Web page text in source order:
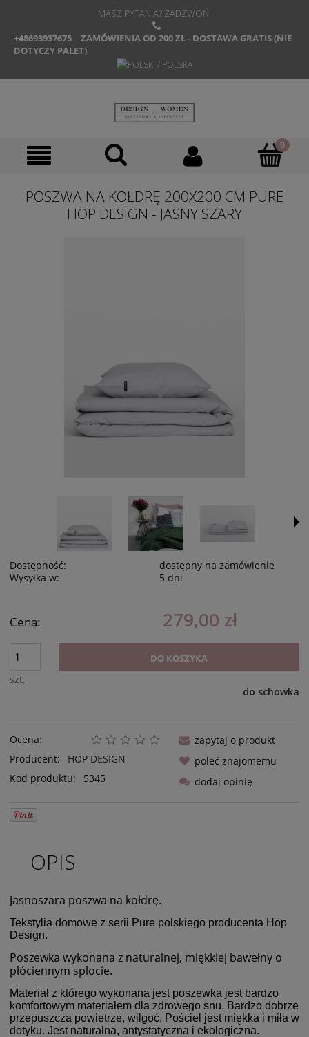
MASZ PYTANIA? ZADZWOŃ!
+48693937675
ZAMÓWIENIA OD 200 ZŁ - DOSTAWA GRATIS (NIE
DOTYCZY PALET)
POSZWA NA KOŁDRĘ 200X200 CM PURE
HOP DESIGN - JASNY SZARY
Dostępność:
dostępny na zamówienie
Wysyłka w:
5 dni
Cena: 279,00 zł
szt.
DO KOSZYKA
do schowka
Ocena:
Producent:
HOP DESIGN
Kod produktu:
5345
zapytaj o produkt
poleć znajomemu
dodaj opinię
OPIS
Jasnoszara poszwa na kołdrę.
Tekstylia domowe z serii Pure polskiego producenta Hop
Design.
Poszewka wykonana z naturalnej, miękkiej bawełny o
płóciennym splocie.
Materiał z którego wykonana jest poszewka jest bardzo
komfortowym materiałem dla zdrowego snu. Bardzo dobrze
przepuszcza powietrze, wilgoć. Pościel jest miękka i miła w
dotyku. Jest naturalna, antystatyczna i ekologiczna.